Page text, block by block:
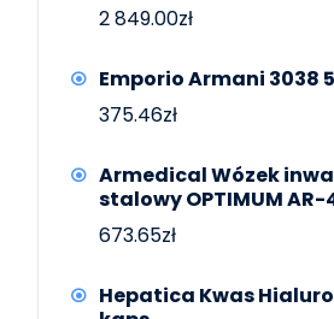
2 849.00zł
Emporio Armani 3038
375.46zł
Armedical Wózek
stalowy OPTIMUM AR-
673.65zł
Hepatica Kwas